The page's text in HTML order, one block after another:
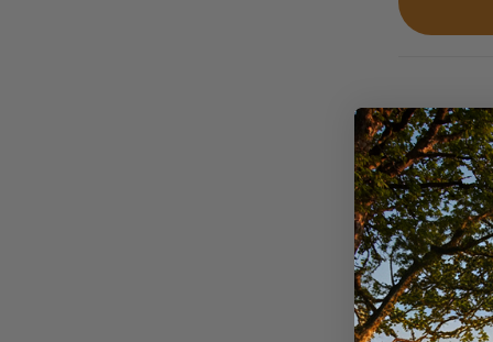
Description
Armes
LaRWS ID
efficacité
réponse